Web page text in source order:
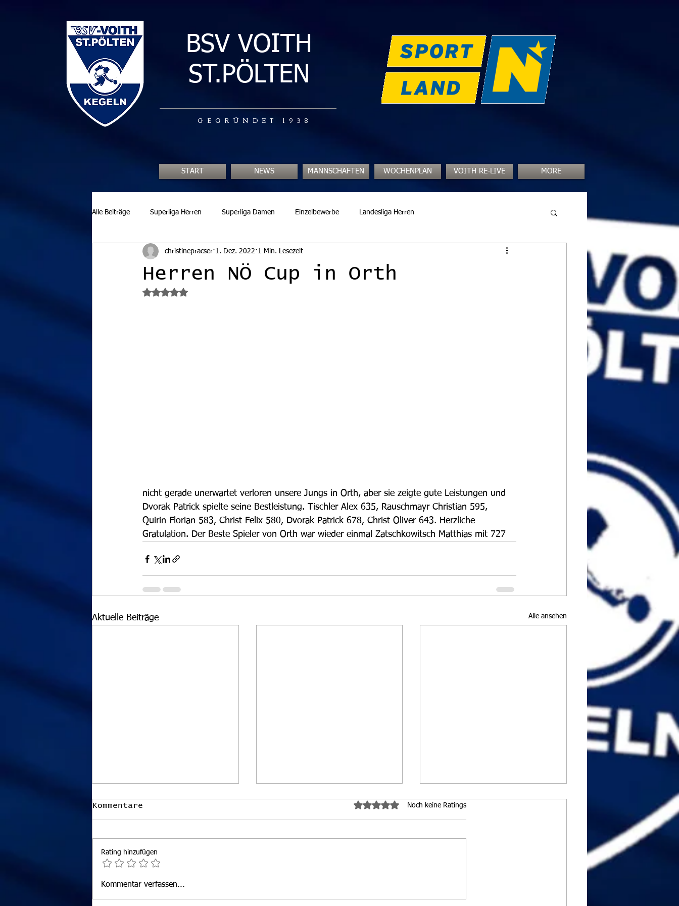
BSV VOITH
ST.PÖLTEN
GEGRÜNDET 1938
START NEWS MANNSCHAFTEN WOCHENPLAN VOITH RE-LIVE MORE
Alle Beiträge Superliga Herren Superliga Damen Einzelbewerbe Landesliga Herren
Herren NÖ Cup in Orth
christinepracser 1. Dez. 2022 1 Min. Lesezeit
Mit NaN von 5 Sternen bewertet.
nicht gerade unerwartet verloren unsere Jungs in Orth, aber sie zeigte gute Leistungen und
Dvorak Patrick spielte seine Bestleistung. Tischler Alex 635, Rauschmayr Christian 595,
Quirin Florian 583, Christ Felix 580, Dvorak Patrick 678, Christ Oliver 643. Herzliche
Gratulation. Der Beste Spieler von Orth war wieder einmal Zatschkowitsch Matthias mit 727
Aktuelle Beiträge Alle ansehen
ÖSTM Einzel Damen und
Kommentare Mit 0 von 5 Sternen bewertet.
Noch keine Ratings
Rating hinzufügen
Kommentar verfassen...